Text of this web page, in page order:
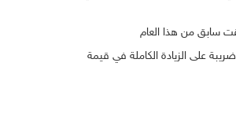
على الزيادة الكاملة في قيمة